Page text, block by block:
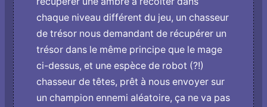
chaque niveau différent du jeu, un chasseur
de trésor nous demandant de récupérer un
trésor dans le même principe que le mage
ci-dessus, et une espèce de robot (?!)
chasseur de têtes, prêt à nous envoyer sur
un champion ennemi aléatoire, ça ne va pas